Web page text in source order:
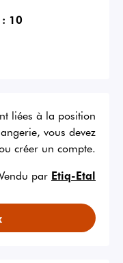
10
liées à la position
vous devez
créer un compte.
par Etiq-Etal